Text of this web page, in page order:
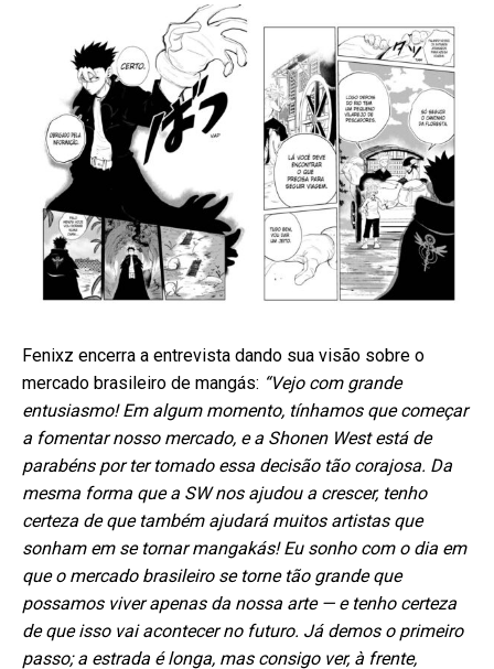
Fenixz encerra a entrevista dando sua visão sobre o
mercado brasileiro de mangás: “Vejo com grande
entusiasmo! Em algum momento, tínhamos que começar
a fomentar nosso mercado, e a Shonen West está de
parabéns por ter tomado essa decisão tão corajosa. Da
mesma forma que a SW nos ajudou a crescer, tenho
certeza de que também ajudará muitos artistas que
sonham em se tornar mangakás! Eu sonho com o dia em
que o mercado brasileiro se torne tão grande que
possamos viver apenas da nossa arte — e tenho certeza
de que isso vai acontecer no futuro. Já demos o primeiro
passo; a estrada é longa, mas consigo ver, à frente,